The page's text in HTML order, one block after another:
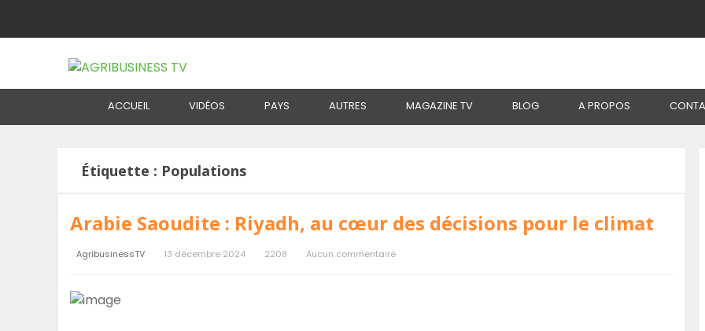
ACCUEIL VIDÉOS PAYS AUTRES MAGAZINE TV BLOG A PROPOS
Home Étiquette :Populations
Étiquette : Populations
Arabie Saoudite : Riyadh, au cœur des décisions pour le climat
AgribusinessTV 13 décembre 2024 2208 Aucun commentaire